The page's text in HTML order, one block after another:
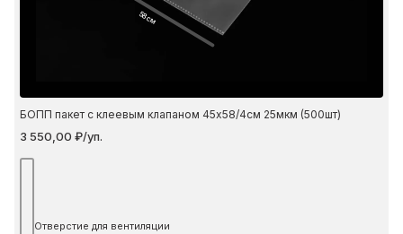
58 см
БОПП пакет с клеевым клапаном 45х58/4см 25мкм (500шт)
3 550,00 ₽/уп.
Отверстие для вентиляции